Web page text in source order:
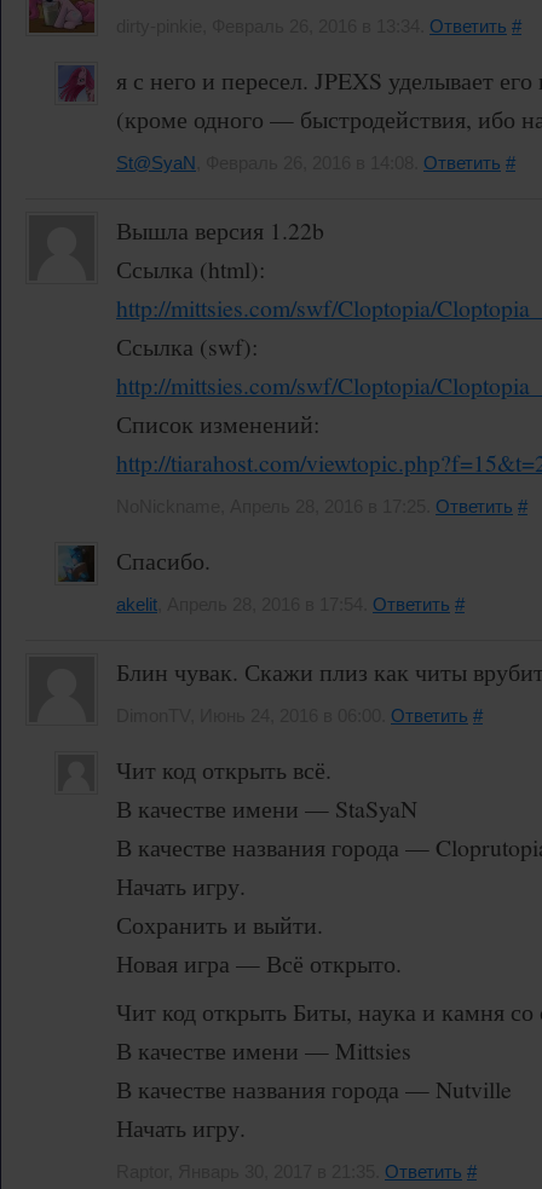
Ответить #
я с него и пересел. JPEXS уделывает
(кроме одного — быстродействия, ибо
St@SyaN Ответить #
Вышла версия 1.22b
Ссылка (html):
http://mittsies.com/swf/Cloptopia/
Ссылка (swf):
http://mittsies.com/swf/Cloptopia/
Список изменений:
http://tiarahost.com/
Ответить #
Спасибо.
akelit Ответить #
Блин чувак. Скажи плиз как читы
Ответить #
Чит код открыть всё.
В качестве имени — StaSyaN
В качестве названия города —
Начать игру.
Сохранить и выйти.
Новая игра — Всё открыто.
Чит код открыть Биты, наука и камня со
В качестве имени — Mittsies
В качестве названия города — Nutville
Начать игру.
Ответить #